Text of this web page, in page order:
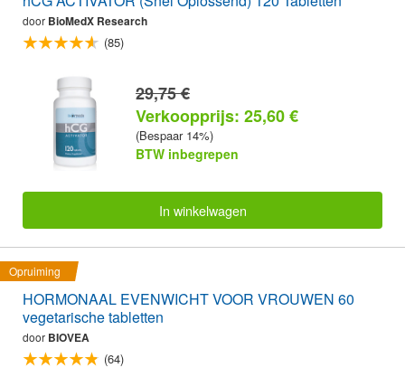
door BioMedX Research
(85)
29,75 €
Verkoopprijs: 25,60 €
(Bespaar 14%)
BTW inbegrepen
In winkelwagen
Opruiming
HORMONAAL EVENWICHT VOOR VROUWEN 60
vegetarische tabletten
door BIOVEA
(64)